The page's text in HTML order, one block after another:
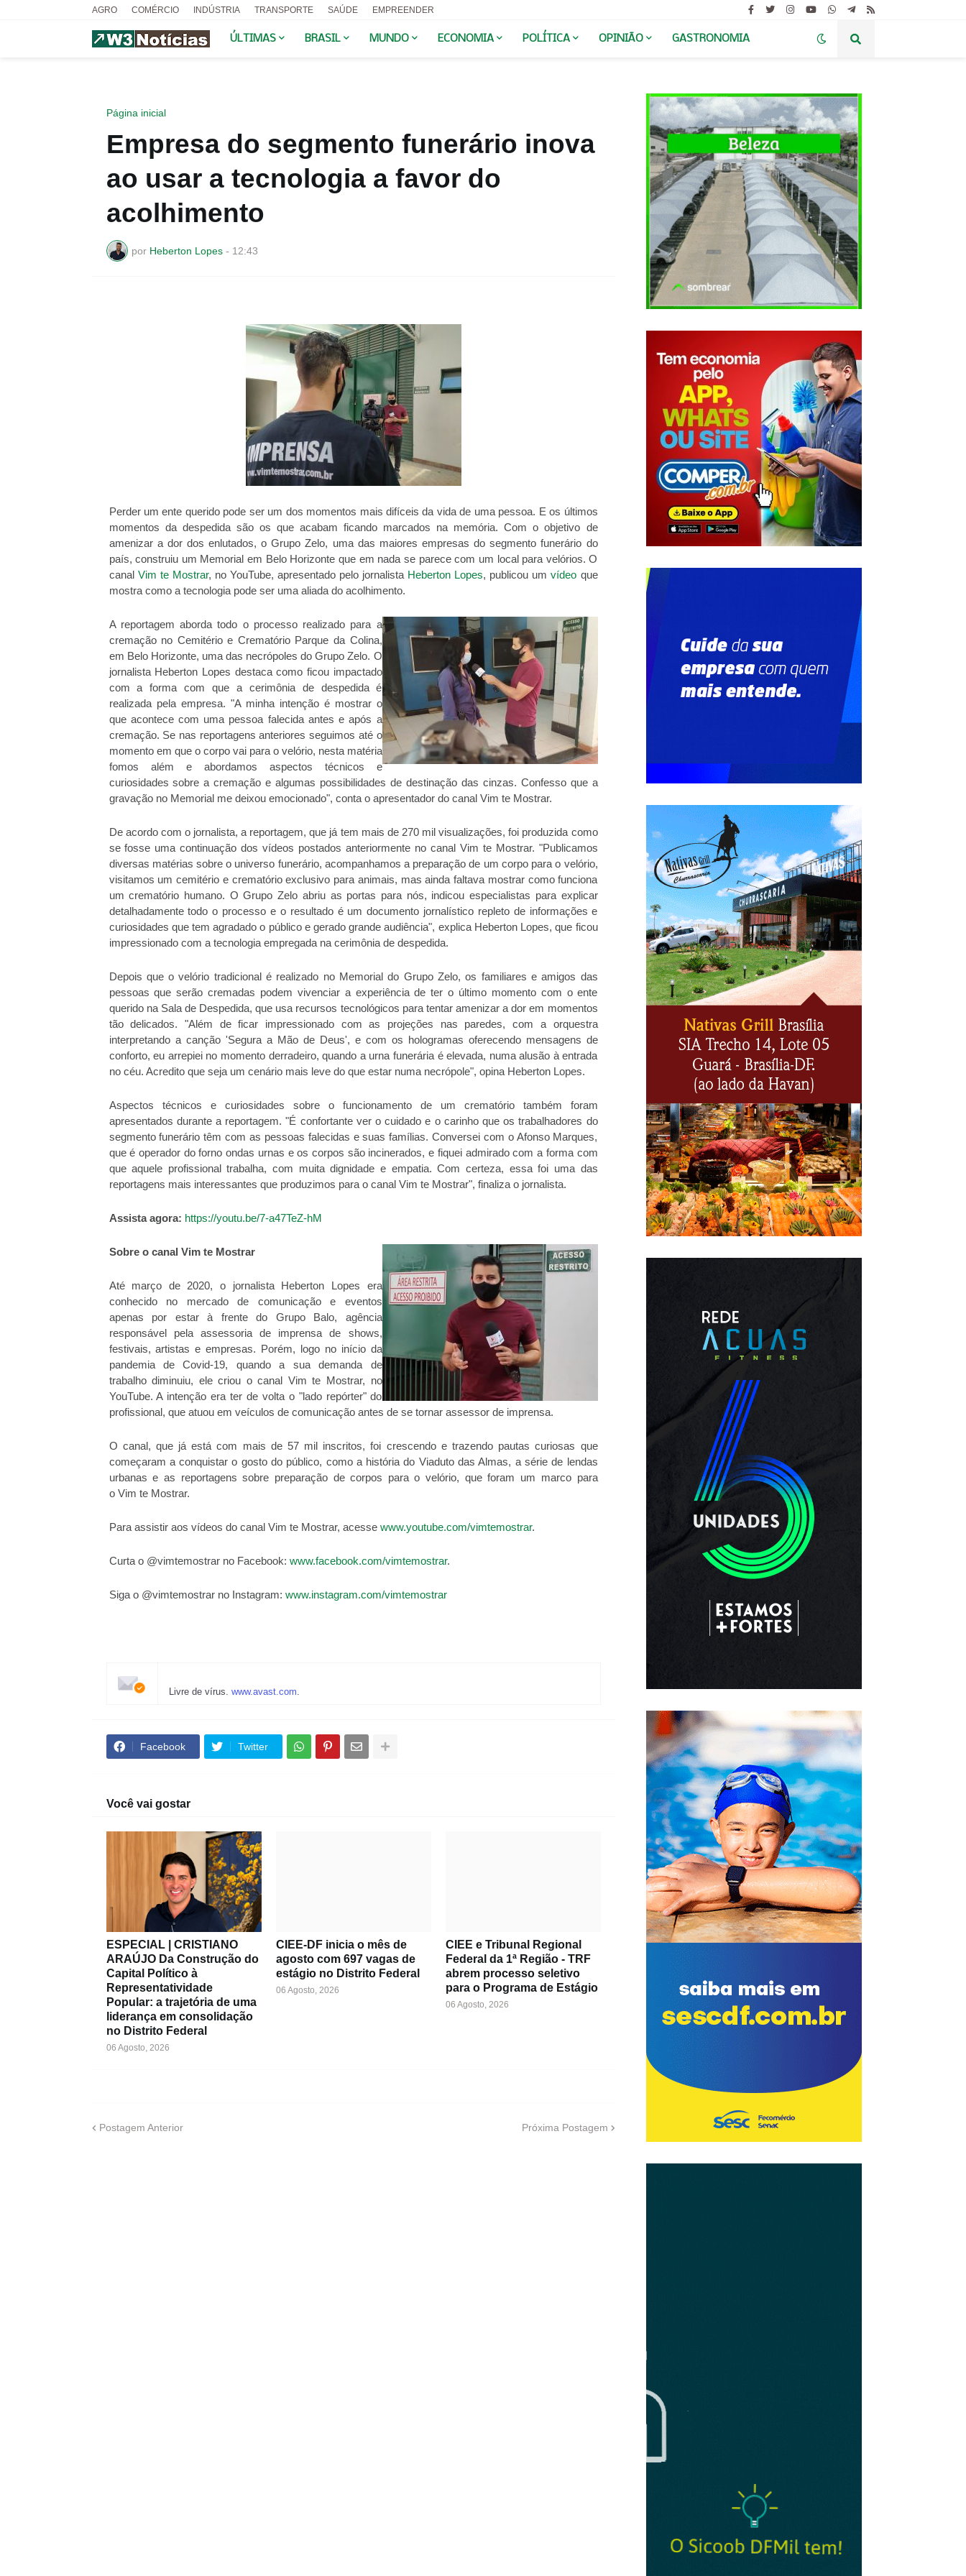
AGRO COMÉRCIO INDÚSTRIA TRANSPORTE SAÚDE EMPREENDER
ÚLTIMAS BRASIL MUNDO ECONOMIA POLÍTICA OPINIÃO GASTRONOMIA
Página inicial
Empresa do segmento funerário inova
ao usar a tecnologia a favor do
acolhimento
por Heberton Lopes - 12:43
Perder um ente querido pode ser um dos momentos mais difíceis da vida de uma pessoa. E os últimos
momentos da despedida são os que acabam ficando marcados na memória. Com o objetivo de
amenizar a dor dos enlutados, o Grupo Zelo, uma das maiores empresas do segmento funerário do
país, construiu um Memorial em Belo Horizonte que em nada se parece com um local para velórios. O
canal Vim te Mostrar, no YouTube, apresentado pelo jornalista Heberton Lopes, publicou umvídeo que
mostra como a tecnologia pode ser uma aliada do acolhimento.
A reportagem aborda todo o processo realizado para a
cremação no Cemitério e Crematório Parque da Colina,
em Belo Horizonte, uma das necrópoles do Grupo Zelo. O
jornalista Heberton Lopes destaca como ficou impactado
com a forma com que a cerimônia de despedida é
realizada pela empresa. "A minha intenção é mostrar o
que acontece com uma pessoa falecida antes e após a
cremação. Se nas reportagens anteriores seguimos até o
momento em que o corpo vai para o velório, nesta matéria
fomos além e abordamos aspectos técnicos e
curiosidades sobre a cremação e algumas possibilidades de destinação das cinzas. Confesso que a
gravação no Memorial me deixou emocionado", conta o apresentador do canal Vim te Mostrar.
De acordo com o jornalista, a reportagem, que já tem mais de 270 mil visualizações, foi produzida como
se fosse uma continuação dos vídeos postados anteriormente no canal Vim te Mostrar. "Publicamos
diversas matérias sobre o universo funerário, acompanhamos a preparação de um corpo para o velório,
visitamos um cemitério e crematório exclusivo para animais, mas ainda faltava mostrar como funciona
um crematório humano. O Grupo Zelo abriu as portas para nós, indicou especialistas para explicar
detalhadamente todo o processo e o resultado é um documento jornalístico repleto de informações e
curiosidades que tem agradado o público e gerado grande audiência", explica Heberton Lopes, que ficou
impressionado com a tecnologia empregada na cerimônia de despedida.
Depois que o velório tradicional é realizado no Memorial do Grupo Zelo, os familiares e amigos das
pessoas que serão cremadas podem vivenciar a experiência de ter o último momento com o ente
querido na Sala de Despedida, que usa recursos tecnológicos para tentar amenizar a dor em momentos
tão delicados. "Além de ficar impressionado com as projeções nas paredes, com a orquestra
interpretando a canção 'Segura a Mão de Deus', e com os hologramas oferecendo mensagens de
conforto, eu arrepiei no momento derradeiro, quando a urna funerária é elevada, numa alusão à entrada
no céu. Acredito que seja um cenário mais leve do que estar numa necrópole", opina Heberton Lopes.
Aspectos técnicos e curiosidades sobre o funcionamento de um crematório também foram
apresentados durante a reportagem. "É confortante ver o cuidado e o carinho que os trabalhadores do
segmento funerário têm com as pessoas falecidas e suas famílias. Conversei com o Afonso Marques,
que é operador do forno ondas urnas e os corpos são incinerados, e fiquei admirado com a forma com
que aquele profissional trabalha, com muita dignidade e empatia. Com certeza, essa foi uma das
reportagens mais interessantes que produzimos para o canal Vim te Mostrar", finaliza o jornalista.
Assista agora: https://youtu.be/7-a47TeZ-hM
Sobre o canal Vim te Mostrar
Até março de 2020, o jornalista Heberton Lopes era
conhecido no mercado de comunicação e eventos
apenas por estar à frente do Grupo Balo, agência
responsável pela assessoria de imprensa de shows,
festivais, artistas e empresas. Porém, logo no início da
pandemia de Covid-19, quando a sua demanda de
trabalho diminuiu, ele criou o canal Vim te Mostrar, no
YouTube. A intenção era ter de volta o "lado repórter" do
profissional, que atuou em veículos de comunicação antes de se tornar assessor de imprensa.
O canal, que já está com mais de 57 mil inscritos, foi crescendo e trazendo pautas curiosas que
começaram a conquistar o gosto do público, como a história do Viaduto das Almas, a série de lendas
urbanas e as reportagens sobre preparação de corpos para o velório, que foram um marco para
o Vim te Mostrar.
Para assistir aos vídeos do canal Vim te Mostrar, acesse www.youtube.com/vimtemostrar.
Curta o @vimtemostrar no Facebook: www.facebook.com/vimtemostrar.
Siga o @vimtemostrar no Instagram: www.instagram.com/vimtemostrar
Livre de vírus. www.avast.com.
Facebook Twitter
Você vai gostar
ESPECIAL | CRISTIANO
ARAÚJO Da Construção do
Capital Político à
Representatividade
Popular: a trajetória de uma
liderança em consolidação
no Distrito Federal
06 Agosto, 2026
CIEE-DF inicia o mês de
agosto com 697 vagas de
estágio no Distrito Federal
06 Agosto, 2026
CIEE e Tribunal Regional
Federal da 1ª Região - TRF
abrem processo seletivo
para o Programa de Estágio
06 Agosto, 2026
Postagem Anterior Próxima Postagem